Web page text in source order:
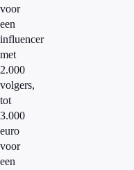
voor
een
influencer
met
2.000
volgers,
tot
3.000
euro
voor
een